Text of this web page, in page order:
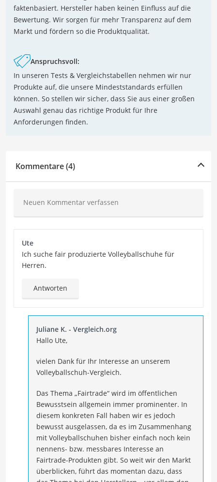
faktenbasiert. Hersteller haben keinen Einfluss auf die
Bewertung. Wir sorgen für mehr Transparenz auf dem
Markt und fördern so die Produktqualität.
Anspruchsvoll:
In unseren Tests & Vergleichstabellen nehmen wir nur
Produkte auf, die unsere Mindeststandards erfüllen
können. So stellen wir sicher, dass Sie aus einer großen
Auswahl genau das richtige Produkt für Ihre
Anforderungen finden.
Kommentare (4)
Neuen Kommentar verfassen
Ute
Ich suche fair produzierte Volleyballschuhe für
Herren.
Antworten
Juliane K. - Vergleich.org
Hallo Ute,
vielen Dank für Ihr Interesse an unserem
Volleyballschuh-Vergleich.
Das Thema „Fairtrade“ wird im öffentlichen
Bewusstsein allgemein immer prominenter. In
diesem konkreten Fall haben wir es jedoch
bewusst ausgelassen, da es im Zusammenhang
mit Volleyballschuhen bisher einfach noch kein
nennens- bzw. messbares Interesse an
Fairtrade-Produkten gibt. So weit wir den Markt
überblicken, führt das momentan dazu, dass